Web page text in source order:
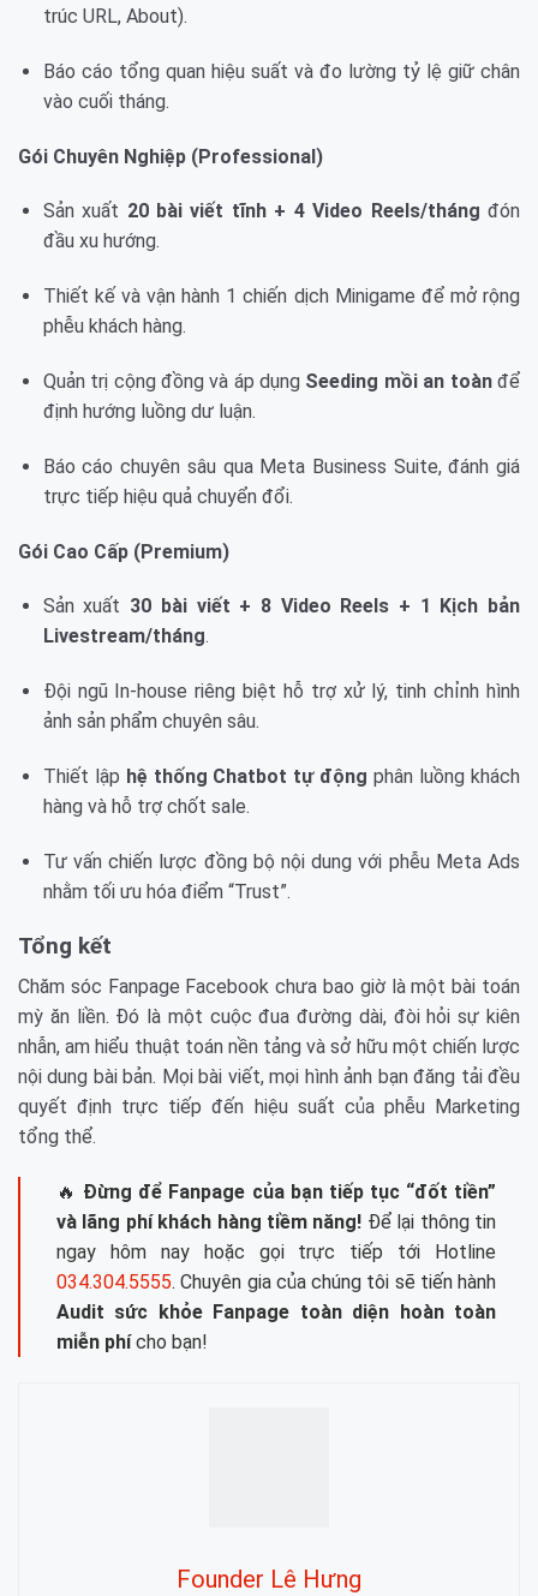
trúc URL, About).
Báo cáo tổng quan hiệu suất và đo lường tỷ lệ giữ chân
vào cuối tháng.
Gói Chuyên Nghiệp (Professional)
Sản xuất 20 bài viết tĩnh + 4 Video Reels/tháng đón
đầu xu hướng.
Thiết kế và vận hành 1 chiến dịch Minigame để mở rộng
phễu khách hàng.
Quản trị cộng đồng và áp dụng Seeding mồi an toànđể
định hướng luồng dư luận.
Báo cáo chuyên sâu qua Meta Business Suite, đánh giá
trực tiếp hiệu quả chuyển đổi.
Gói Cao Cấp (Premium)
Sản xuất 30 bài viết + 8 Video Reels + 1 Kịch bản
Livestream/tháng.
Đội ngũ In-house riêng biệt hỗ trợ xử lý, tinh chỉnh hình
ảnh sản phẩm chuyên sâu.
Thiết lập hệ thống Chatbot tự động phân luồng khách
hàng và hỗ trợ chốt sale.
Tư vấn chiến lược đồng bộ nội dung với phễu Meta Ads
nhằm tối ưu hóa điểm “Trust”.
Tổng kết
Chăm sóc Fanpage Facebook chưa bao giờ là một bài toán
mỳ ăn liền. Đó là một cuộc đua đường dài, đòi hỏi sự kiên
nhẫn, am hiểu thuật toán nền tảng và sở hữu một chiến lược
nội dung bài bản. Mọi bài viết, mọi hình ảnh bạn đăng tải đều
quyết định trực tiếp đến hiệu suất của phễu Marketing
tổng thể.
🔥 Đừng để Fanpage của bạn tiếp tục “đốt tiền”
và lãng phí khách hàng tiềm năng! Để lại thông tin
ngay hôm nay hoặc gọi trực tiếp tới Hotline
034.304.5555. Chuyên gia của chúng tôi sẽ tiến hành
Audit sức khỏe Fanpage toàn diện hoàn toàn
miễn phícho bạn!
Founder Lê Hưng